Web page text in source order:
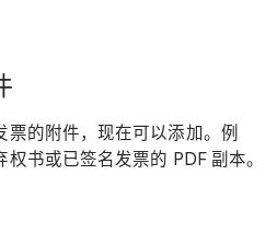
的附件，现在可以添加。例
书或已签名发票的 PDF 副本。